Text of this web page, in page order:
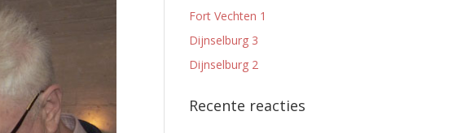
Fort Vechten 1
Dijnselburg 3
Dijnselburg 2
Recente reacties